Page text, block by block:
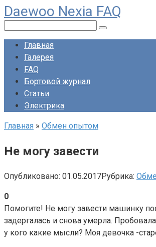
Перейти
к
контенту
Daewoo Nexia FAQ
Главная
Галерея
FAQ
Бортовой журнал
Статьи
Электрика
Главная » Обмен опытом
Не могу завести
Опубликовано: 01.05.2017Рубрика:
0
Помогите! Не могу завести машинку
задергалась и снова умерла.
у кого какие мысли? Моя девочка -